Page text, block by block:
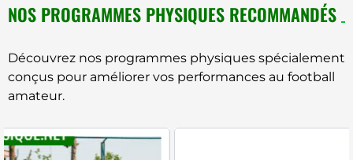
NOS PROGRAMMES PHYSIQUES RECOMMANDÉS
Découvrez nos programmes physiques spécialement
conçus pour améliorer vos performances au football
amateur.